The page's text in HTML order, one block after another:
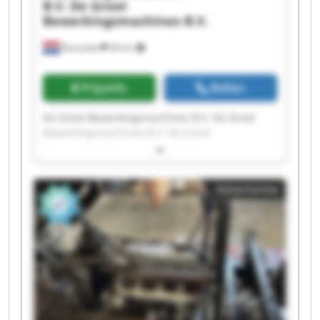
Rosmalen 46 km
B.V. De Groot
Bewerkingsmachines B.V.
Prijsinfo Bellen
De Groot Bewerkingsmachines B.V. De Groot
Bewerkingsmachines B.V. De Groot
Bewerkingsmachines B.V. De Groot
Bewerkingsmachines B.V. De Groot
Bewerkingsmachines B.V. De Groot
Bewerkingsmachines B.V. De Groot
Bewerkingsmachines B.V. De Groot
Bewerkingsmachines B.V. De Groot
Bewerkingsmachines B.V. De Groot
Bewerkingsmachines B.V. De Groot
Bewerkingsmachines B.V. De Groot
Bewerkingsmachines B.V. De Groot
Advertentie